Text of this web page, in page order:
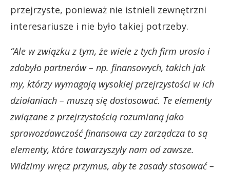
przejrzyste, ponieważ nie istnieli zewnętrzni
interesariusze i nie było takiej potrzeby.
“Ale w związku z tym, że wiele z tych firm urosło i
zdobyło partnerów – np. finansowych, takich jak
my, którzy wymagają wysokiej przejrzystości w ich
działaniach – muszą się dostosować. Te elementy
związane z przejrzystością rozumianą jako
sprawozdawczość finansowa czy zarządcza to są
elementy, które towarzyszyły nam od zawsze.
Widzimy wręcz przymus, aby te zasady stosować –